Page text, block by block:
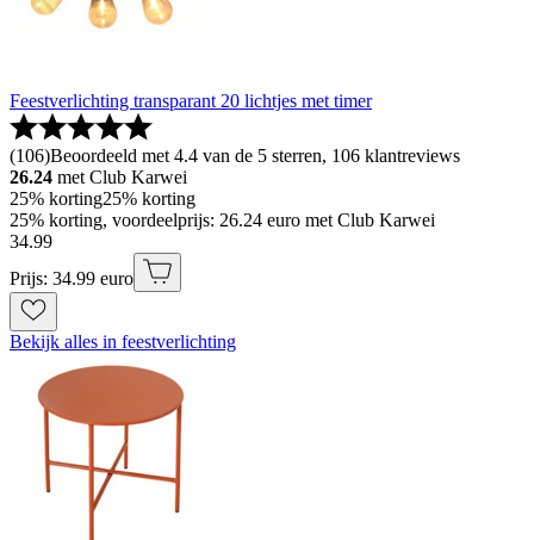
Feestverlichting transparant 20 lichtjes met timer
(106)Beoordeeld met 4.4 van de 5 sterren, 106 klantreviews
26.24 met Club Karwei
25% korting25% korting
25% korting, voordeelprijs: 26.24 euro met Club Karwei
34.99
Prijs: 34.99 euro
Bekijk alles in feestverlichting